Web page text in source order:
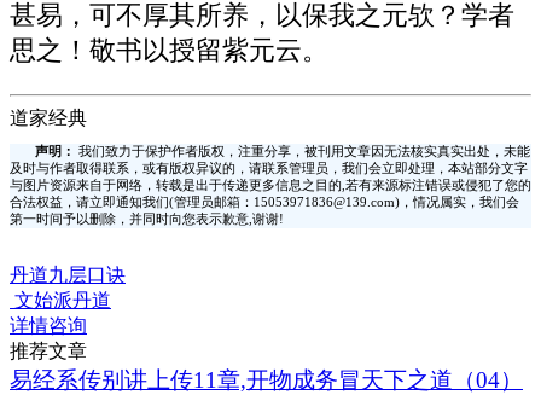
甚易，可不厚其所养，以保我之元欤？学者
思之！敬书以授留紫元云。
道家经典
声明：
我们致力于保护作者版权，注重分享，被刊用文章因无法核实真实出处，未能
及时与作者取得联系，或有版权异议的，请联系管理员，我们会立即处理，本站部分文字
与图片资源来自于网络，转载是出于传递更多信息之目的,若有来源标注错误或侵犯了您的
合法权益，请立即通知我们(管理员邮箱：15053971836@139.com)，情况属实，我们会
第一时间予以删除，并同时向您表示歉意,谢谢!
丹道九层口诀
文始派丹道
详情咨询
推荐文章
易经系传别讲上传11章,开物成务冒天下之道（04）